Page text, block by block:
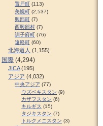
置戸町 (113)
美幌町 (2,537)
興部町 (7)
西興部村 (7)
訓子府町 (76)
遠軽町 (60)
北海道人 (1,155)
国際 (4,294)
JICA(195)
アジア (4,032)
中央アジア (77)
ウズベキスタン (9)
カザフスタン (6)
キルギス (15)
タジキスタン (7)
トルクメニスタン (3)